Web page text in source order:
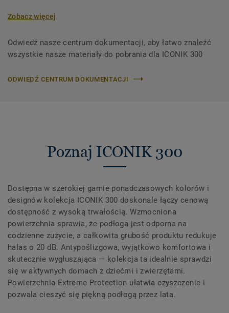
Zobacz więcej
Odwiedź nasze centrum dokumentacji, aby łatwo znaleźć
wszystkie nasze materiały do ​​pobrania dla ICONIK 300
ODWIEDŹ CENTRUM DOKUMENTACJI
Poznaj ICONIK 300
Dostępna w szerokiej gamie ponadczasowych kolorów i
designów kolekcja ICONIK 300 doskonale łączy cenową
dostępność z wysoką trwałością. Wzmocniona
powierzchnia sprawia, że podłoga jest odporna na
codzienne zużycie, a całkowita grubość produktu redukuje
hałas o 20 dB. Antypoślizgowa, wyjątkowo komfortowa i
skutecznie wygłuszająca — kolekcja ta idealnie sprawdzi
się w aktywnych domach z dziećmi i zwierzętami.
Powierzchnia Extreme Protection ułatwia czyszczenie i
pozwala cieszyć się piękną podłogą przez lata.